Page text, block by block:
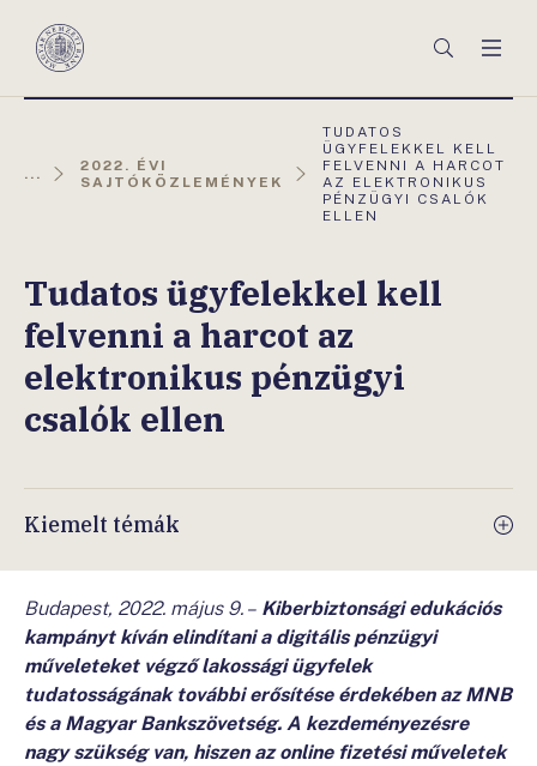
Magyar
Keresés
...
2022. ÉVI
SAJTÓKÖZLEMÉNYEK
AKTUÁLIS
OLDAL:
TUDATOS
ÜGYFELEKKEL KELL
FELVENNI A HARCOT
AZ ELEKTRONIKUS
PÉNZÜGYI CSALÓK
ELLEN
Tudatos ügyfelekkel kell
felvenni a harcot az
elektronikus pénzügyi
csalók ellen
Kiemelt témák
Budapest, 2022. május 9. – Kiberbiztonsági edukációs
kampányt kíván elindítani a digitális pénzügyi
műveleteket végző lakossági ügyfelek
tudatosságának további erősítése érdekében az MNB
és a Magyar Bankszövetség. A kezdeményezésre
nagy szükség van, hiszen az online fizetési műveletek